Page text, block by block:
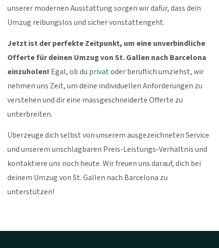
unserer modernen Ausstattung sorgen wir dafür, dass dein
Umzug reibungslos und sicher vonstattengeht.
Jetzt ist der perfekte Zeitpunkt, um eine unverbindliche
Offerte für deinen Umzug von St. Gallen nach Barcelona
einzuholen! Egal, ob du privatoder beruflich umziehst, wir
nehmen uns Zeit, um deine individuellen Anforderungen zu
verstehen und dir eine massgeschneiderte Offerte zu
unterbreiten.
Überzeuge dich selbst von unserem ausgezeichneten Service
und unserem unschlagbaren Preis-Leistungs-Verhältnis und
kontaktiere uns noch heute. Wir freuen uns darauf, dich bei
deinem Umzug von St. Gallen nach Barcelona zu
unterstützen!